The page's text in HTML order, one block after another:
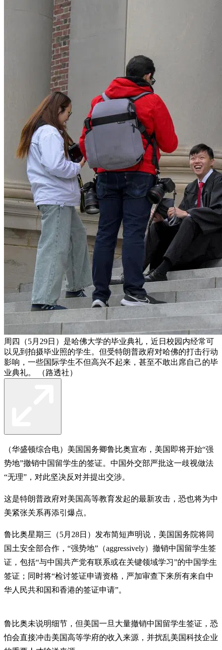
周四（5月29日）是哈佛大学的毕业典礼，近日校园内经常可
以见到拍摄毕业照的学生。但受特朗普政府对哈佛的打击行动
影响，一些国际学生不但高兴不起来，甚至不敢出席自己的毕
业典礼。 （路透社）
（华盛顿综合电）美国国务卿鲁比奥宣布，美国即将开始“强
势地”撤销中国留学生的签证。中国外交部严批这一歧视做法
“无理”，对此坚决反对并提出交涉。
这是特朗普政府对美国高等教育发起的最新攻击，恐也将为中
美紧张关系再添引爆点。
鲁比奥星期三（5月28日）发布简短声明说，美国国务院将同
国土安全部合作，“强势地”（aggressively）撤销中国留学生签
证，包括“与中国共产党有联系或在关键领域学习”的中国学生
签证；同时将“检讨签证申请资格，严加审查下来所有来自中
华人民共和国和香港的签证申请”。
鲁比奥未说明细节，但美国一旦大量撤销中国留学生签证，恐
怕会直接冲击美国高等学府的收入来源，并扰乱美国科技企业